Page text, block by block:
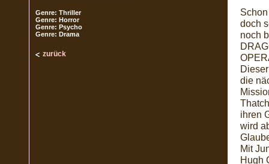
Genre: Thriller
Genre: Horror
Genre: Psycho
Genre: Drama
zurück
doch
noch
die
ihren
wird
Mit
Hugh